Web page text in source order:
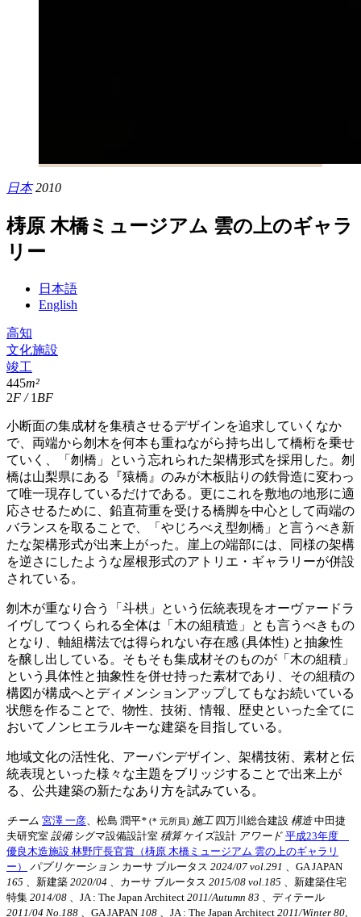
日本2010
梼原 木橋ミュージアム 雲の上のギャラ
リー
日本語
English
高知
文化施設
竣工
445m²
2F /1 BF
小断面の集成材を集積させるデザインを追求していくなか
で、両端から刎木を何本も重ねながら持ち出して橋桁を乗せ
ていく、「刎橋」という忘れられた架構形式を採用した。刎
橋は山梨県にある『猿橋』のみが木板貼りの鉄骨造に変わっ
て唯一現存しているだけである。更にこれを敷地の地形に適
応させるために、鉛直荷重を受ける橋脚を中心として両端の
バランスを取ることで、「やじろべえ型刎橋」と言うべき新
たな架構形式が出来上がった。崖上の端部には、同様の架構
を逆さにしたような屋根形式のアトリエ・ギャラリーが併設
されている。
刎木が重なり合う「斗栱」という伝統表現をオーヴァードラ
イヴしてつくられる全体は「木の組積造」とも言うべきもの
となり、軸組構法では得られない存在感 (具体性) と抽象性
を醸し出している。そもそも集成材そのものが「木の組積」
という具体性と抽象性を併せ持った素材であり、その組積の
構図が構成へとディメンションアップしてもなお続いている
状態を作ることで、物性、技術、情報、歴史といった全てに
おいてノンヒエラルキーな建築を目指している。
地域文化の活性化、アーバンデザイン、架構技術、素材と伝
統表現といった様々な主題をブリッジすることで出来上が
る、公共建築の新たなあり方を試みている。
チーム 宮澤 一彦 、松島 潤平* (* 元所員) 施工 四万川総合建設 構造 中田捷
夫研究室 設備 シグマ設備設計室 積算 ケイズ設計 アワード 平成23年度
優良木造施設 林野庁長官賞（梼原 木橋ミュージアム 雲の上のギャラリ
ー）
パブリケーション カーサ ブルータス 2024/07 vol.291
、GA JAPAN
165 、新建築 2020/04 、カーサ ブルータス 2015/08 vol.185 、新建築住宅
特集 2014/08 、JA : The Japan Architect 2011/Autumn 83 、ディテール
2011/04 No.188 、GA JAPAN 108 、JA : The Japan Architect 2011/Winter 80,